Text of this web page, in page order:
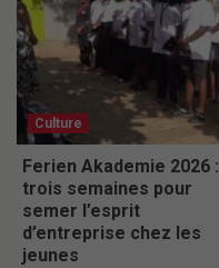
Culture
Ferien Akademie 2026 :
trois semaines pour
semer l’esprit
d’entreprise chez les
jeunes